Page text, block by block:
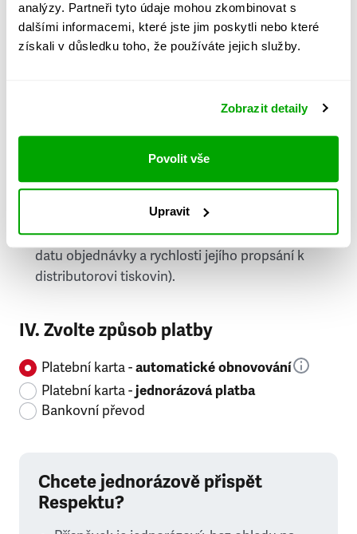
analýzy. Partneři tyto údaje mohou zkombinovat s
dalšími informacemi, které jste jim poskytli nebo které
získali v důsledku toho, že používáte jejich služby.
Zobrazit detaily
Povolit vše
Upravit
Stát
doručování týdeníku Respekt v tištěné verzi, na
první vydání ve vaší schránce se můžete těšit
příští, nejpozději přespříští týden (v závislosti na
datu objednávky a rychlosti jejího propsání k
distributorovi tiskovin).
IV. Zvolte způsob platby
Platební karta -automatické obnovování
Platební karta -jednorázová platba
Bankovní převod
Chcete jednorázově přispět
Respektu?